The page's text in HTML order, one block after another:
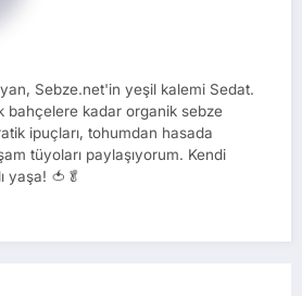
Sebze.net'in yeşil kalemi Sedat.
bahçelere kadar organik sebze
ipuçları, tohumdan hasada
tüyoları paylaşıyorum. Kendi
yaşa! 🍅🥬